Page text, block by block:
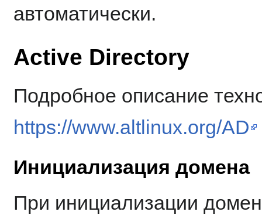
автоматически.
Active Directory
Подробное описание
https://www.altlinux.org/AD
Инициализация домена
При инициализации